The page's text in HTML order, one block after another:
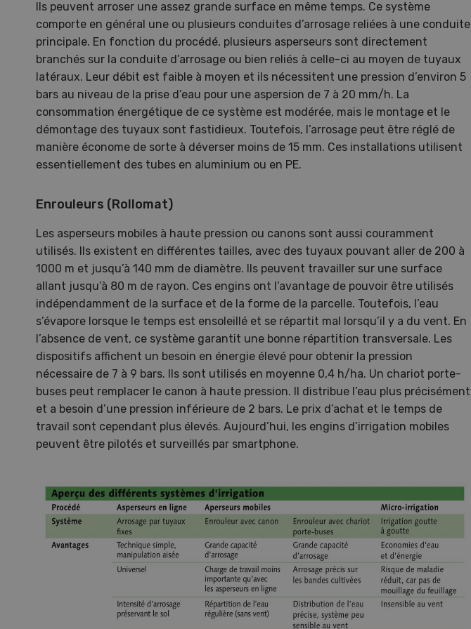
Ils peuvent arroser une assez grande surface en même temps. Ce système
comporte en général une ou plusieurs conduites d’arrosage reliées à une conduite
principale. En fonction du procédé, plusieurs asperseurs sont directement
branchés sur la conduite d’arrosage ou bien reliés à celle-ci au moyen de tuyaux
latéraux. Leur débit est faible à moyen et ils nécessitent une pression d’environ 5
bars au niveau de la prise d’eau pour une aspersion de 7 à 20 mm/h. La
consommation énergétique de ce système est modérée, mais le montage et le
démontage des tuyaux sont fastidieux. Toutefois, l’arrosage peut être réglé de
manière économe de sorte à déverser moins de 15 mm. Ces installations utilisent
essentiellement des tubes en aluminium ou en PE.
Enrouleurs (Rollomat)
Les asperseurs mobiles à haute pression ou canons sont aussi couramment
utilisés. Ils existent en différentes tailles, avec des tuyaux pouvant aller de 200 à
1000 m et jusqu’à 140 mm de diamètre. Ils peuvent travailler sur une surface
allant jusqu’à 80 m de rayon. Ces engins ont l’avantage de pouvoir être utilisés
indépendamment de la surface et de la forme de la parcelle. Toutefois, l’eau
s’évapore lorsque le temps est ensoleillé et se répartit mal lorsqu’il y a du vent. En
l’absence de vent, ce système garantit une bonne répartition transversale. Les
dispositifs affichent un besoin en énergie élevé pour obtenir la pression
nécessaire de 7 à 9 bars. Ils sont utilisés en moyenne 0,4 h/ha. Un chariot porte-
buses peut remplacer le canon à haute pression. Il distribue l’eau plus précisément
et a besoin d’une pression inférieure de 2 bars. Le prix d’achat et le temps de
travail sont cependant plus élevés. Aujourd’hui, les engins d’irrigation mobiles
peuvent être pilotés et surveillés par smartphone.
08-31
Paysannes, on vous aime !
Une exposition immersive
consacrée aux femmes du
EN SAVOIR PLUS
Galettes de lupin